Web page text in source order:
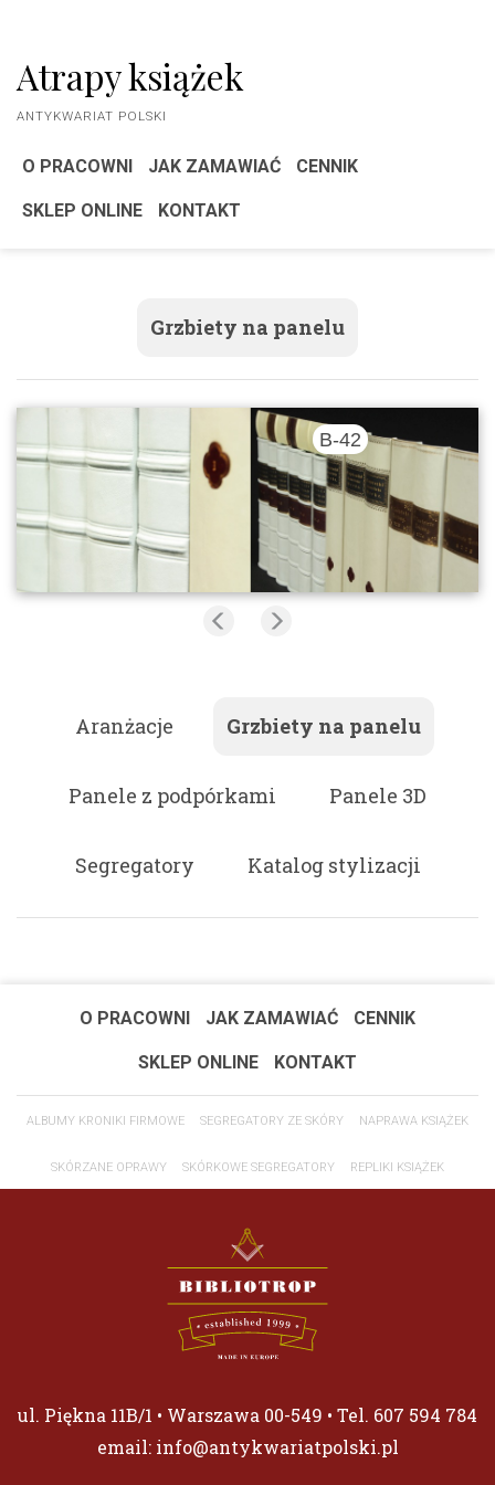
Atrapy książek
ANTYKWARIAT POLSKI
O PRACOWNI JAK ZAMAWIAĆ CENNIK
SKLEP ONLINE KONTAKT
Grzbiety na panelu
B-42
Aranżacje Grzbiety na panelu
Panele z podpórkami Panele 3D
Segregatory Katalog stylizacji
O PRACOWNI JAK ZAMAWIAĆ CENNIK
SKLEP ONLINE KONTAKT
ALBUMY KRONIKI FIRMOWE SEGREGATORY ZE SKÓRY NAPRAWA KSIĄŻEK
SKÓRZANE OPRAWY SKÓRKOWE SEGREGATORY REPLIKI KSIĄŻEK
ul. Piękna 11B/1 • Warszawa 00-549 • Tel. 607 594 784
email: info@antykwariatpolski.pl